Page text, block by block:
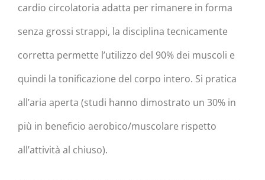
cardio circolatoria adatta per rimanere in forma
senza grossi strappi, la disciplina tecnicamente
corretta permette l’utilizzo del 90% dei muscoli e
quindi la tonificazione del corpo intero. Si pratica
all’aria aperta (studi hanno dimostrato un 30% in
più in beneficio aerobico/muscolare rispetto
all’attività al chiuso).